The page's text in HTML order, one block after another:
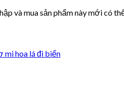
và mua sản phẩm này mới có